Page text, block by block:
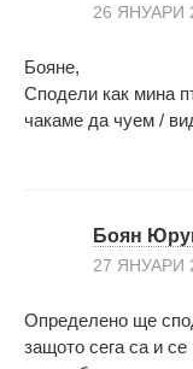
26 ЯНУАРИ
Бояне,
Сподели как мина
чакаме да чуем /
Боян
27 ЯНУАРИ
Определено ще
защото сега са и